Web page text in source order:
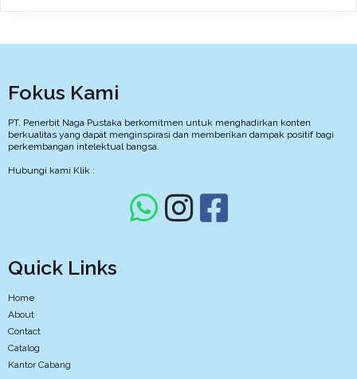
Fokus Kami
PT. Penerbit Naga Pustaka berkomitmen untuk menghadirkan konten
berkualitas yang dapat menginspirasi dan memberikan dampak positif bagi
perkembangan intelektual bangsa.
Hubungi kami Klik :
Quick Links
Home
About
Contact
Catalog
Kantor Cabang